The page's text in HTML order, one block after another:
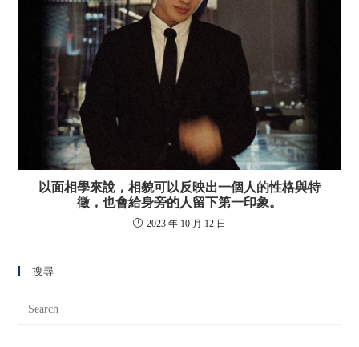
以面相學來說，相貌可以反映出一個人的性格與特
徵，也會給身旁的人留下第一印象。
2023 年 10 月 12 日
搜尋